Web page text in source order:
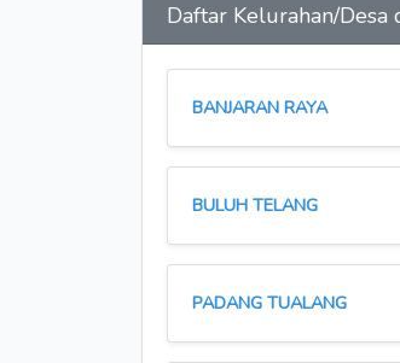
Daftar Kelurahan/Desa
BANJARAN RAYA
BULUH TELANG
PADANG TUALANG